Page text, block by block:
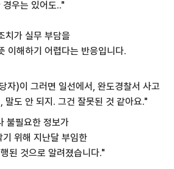
우는 있어도.."
치가 실무 부담을
이해하기 어렵다는 반응입니다.
자)이 그러면 일선에서, 완도경찰서 사고
말도 안 되지. 그건 잘못된 것 같아요."
불필요한 정보가
위해 지난달 부임한
된 것으로 알려졌습니다."